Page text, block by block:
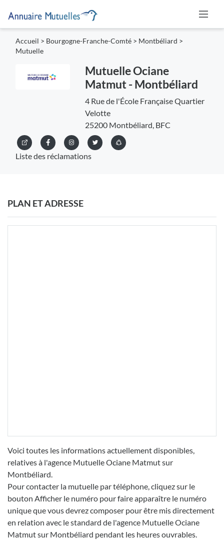
Accueil > Bourgogne-Franche-Comté > Montbéliard >
Mutuelle
Mutuelle Ociane
Matmut - Montbéliard
4 Rue de l'École Française Quartier
Velotte
25200 Montbéliard, BFC
Liste des réclamations
PLAN ET ADRESSE
Voici toutes les informations actuellement disponibles,
relatives à l'agence Mutuelle Ociane Matmut sur
Montbéliard.
Pour contacter la mutuelle par téléphone, cliquez sur le
bouton Afficher le numéro pour faire apparaître le numéro
unique que vous devrez composer pour être mis directement
en relation avec le standard de l'agence Mutuelle Ociane
Matmut sur Montbéliard pendant les heures ouvrables.